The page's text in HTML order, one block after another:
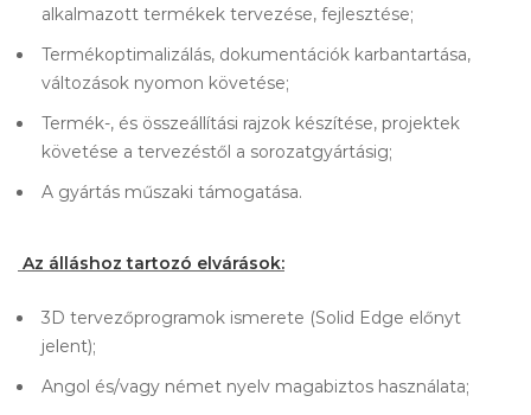
alkalmazott termékek tervezése, fejlesztése;
Termékoptimalizálás, dokumentációk karbantartása,
változások nyomon követése;
Termék-, és összeállítási rajzok készítése, projektek
követése a tervezéstől a sorozatgyártásig;
A gyártás műszaki támogatása.
Az álláshoz tartozó elvárások:
3D tervezőprogramok ismerete (Solid Edge előnyt
jelent);
Angol és/vagy német nyelv magabiztos használata;